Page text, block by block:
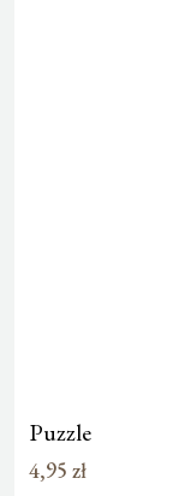
Puzzle
4,95 zł